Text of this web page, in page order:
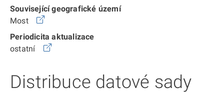
Související geografické území
Most
Periodicita aktualizace
ostatní
Distribuce datové sady